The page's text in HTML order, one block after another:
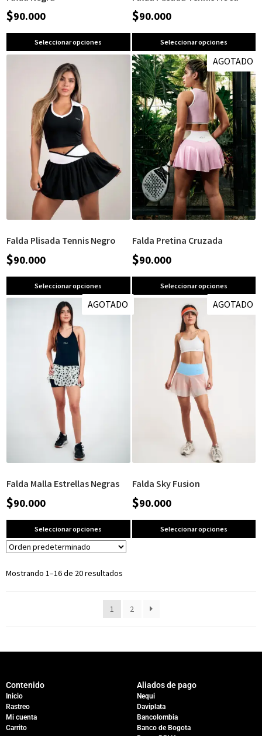
$90.000
Seleccionar opciones
$90.000
Seleccionar opciones
Falda Plisada Tennis Negro
$90.000
Seleccionar opciones
AGOTADO
Falda Pretina Cruzada
$90.000
Seleccionar opciones
AGOTADO
Falda Malla Estrellas Negras
$90.000
Seleccionar opciones
AGOTADO
Falda Sky Fusion
$90.000
Seleccionar opciones
Mostrando 1–16 de 20 resultados
1 2
Contenido
Inicio
Rastreo
Mi cuenta
Carrito
Aliados de pago
Nequi
Daviplata
Bancolombia
Banco de Bogota